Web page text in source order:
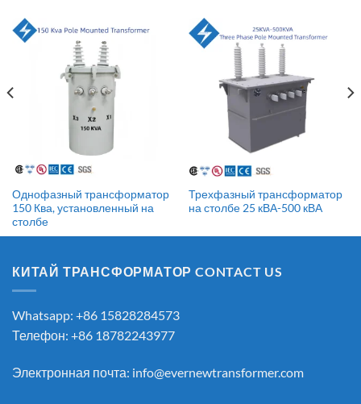
Однофазный трансформатор
150 Ква, установленный на
столбе
Трехфазный трансформатор
на столбе 25 кВА-500 кВА
КИТАЙ ТРАНСФОРМАТОР CONTACT US
Whatsapp: +86 15828284573
Телефон: +86 18782243977
Электронная почта: info@evernewtransformer.com